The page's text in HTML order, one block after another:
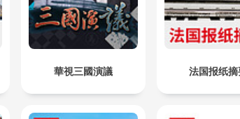
華視三國演議 法国报纸